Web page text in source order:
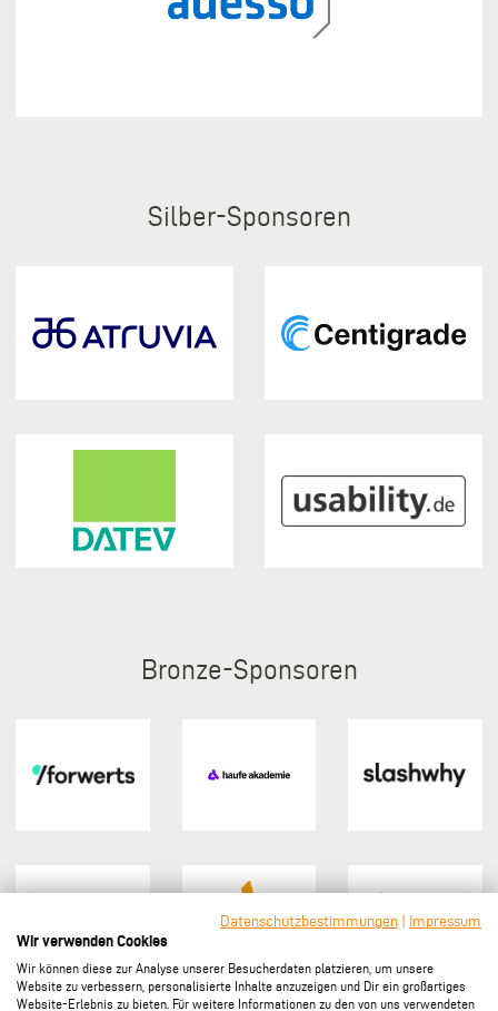
Silber
Bronze
Datenschutzbestimmungen
Impressum
Wir verwenden Cookies
Wir können diese zur Analyse unserer Besucherdaten platzieren, um unsere
Website zu verbessern, personalisierte Inhalte anzuzeigen und Dir ein großartiges
Website-Erlebnis zu bieten. Für weitere Informationen zu den von uns verwendeten